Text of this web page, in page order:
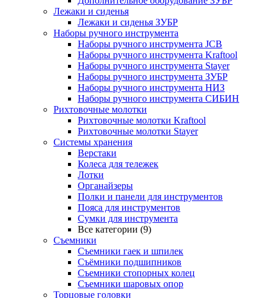
Лежаки и сиденья
Лежаки и сиденья ЗУБР
Наборы ручного инструмента
Наборы ручного инструмента JCB
Наборы ручного инструмента Kraftool
Наборы ручного инструмента Stayer
Наборы ручного инструмента ЗУБР
Наборы ручного инструмента НИЗ
Наборы ручного инструмента СИБИН
Рихтовочные молотки
Рихтовочные молотки Kraftool
Рихтовочные молотки Stayer
Системы хранения
Верстаки
Колеса для тележек
Лотки
Органайзеры
Полки и панели для инструментов
Пояса для инструментов
Сумки для инструмента
Все категории (9)
Съемники
Съемники гаек и шпилек
Съёмники подшипников
Съемники стопорных колец
Съемники шаровых опор
Торцовые головки